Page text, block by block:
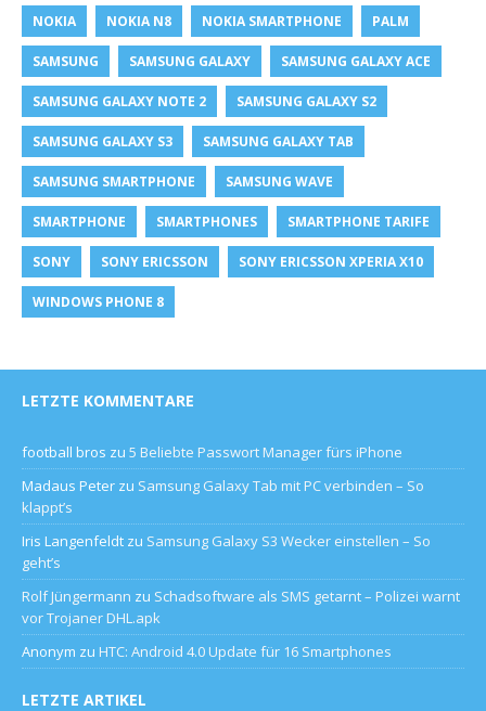
NOKIA NOKIA N8 NOKIA SMARTPHONE PALM
SAMSUNG SAMSUNG GALAXY SAMSUNG GALAXY ACE
SAMSUNG GALAXY NOTE 2 SAMSUNG GALAXY S2
SAMSUNG GALAXY S3 SAMSUNG GALAXY TAB
SAMSUNG SMARTPHONE SAMSUNG WAVE
SMARTPHONE SMARTPHONES SMARTPHONE TARIFE
SONY SONY ERICSSON SONY ERICSSON XPERIA X10
WINDOWS PHONE 8
LETZTE KOMMENTARE
football bros zu 5 Beliebte Passwort Manager fürs iPhone
Madaus Peter zu Samsung Galaxy Tab mit PC verbinden – So
klappt’s
Iris Langenfeldt zu Samsung Galaxy S3 Wecker einstellen – So
geht’s
Rolf Jüngermann zu Schadsoftware als SMS getarnt – Polizei warnt
vor Trojaner DHL.apk
Anonym zu HTC: Android 4.0 Update für 16 Smartphones
LETZTE ARTIKEL